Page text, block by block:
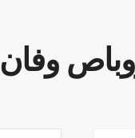
وفان